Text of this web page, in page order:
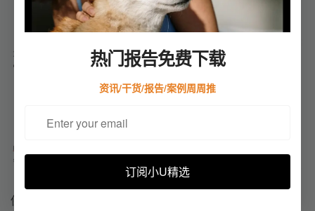
热门报告免费下载
资讯/干货/报告/案例周周推
订阅小U精选
保存！！